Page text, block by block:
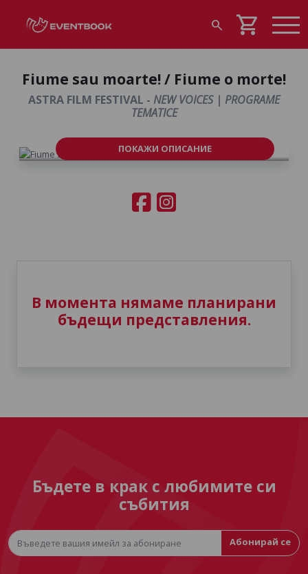
search shopping_cart
Fiume sau moarte! / Fiume o morte!
ASTRA FILM FESTIVAL - NEW VOICES | PROGRAME
TEMATICE
ПОКАЖИ ОПИСАНИЕ
В момента нямаме планирани
бъдещи представления.
Бъдете в крак с любимите си
събития
Абонирай се